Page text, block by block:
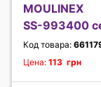
MOULINEX
SS-993400
Код товара:
Цена: 113 грн